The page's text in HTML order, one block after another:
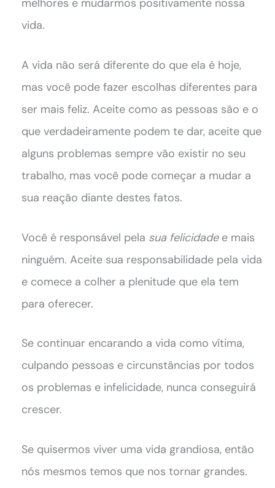
melhores e mudarmos positivamente nossa
vida.
A vida não será diferente do que ela é hoje,
mas você pode fazer escolhas diferentes para
ser mais feliz. Aceite como as pessoas são e o
que verdadeiramente podem te dar, aceite que
alguns problemas sempre vão existir no seu
trabalho, mas você pode começar a mudar a
sua reação diante destes fatos.
Você é responsável pela sua felicidadee mais
ninguém. Aceite sua responsabilidade pela vida
e comece a colher a plenitude que ela tem
para oferecer.
Se continuar encarando a vida como vítima,
culpando pessoas e circunstâncias por todos
os problemas e infelicidade, nunca conseguirá
crescer.
Se quisermos viver uma vida grandiosa, então
nós mesmos temos que nos tornar grandes.